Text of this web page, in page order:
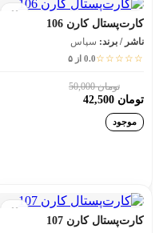
کارت‌پستال کارن 106
ناشر / برند: سپاس
☆☆☆☆☆0.0 از ۵
تومان 50,000
تومان 42,500
موجود
کارت‌پستال کارن 107